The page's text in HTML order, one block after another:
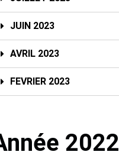
JUIN 2023
AVRIL 2023
FEVRIER 2023
2022